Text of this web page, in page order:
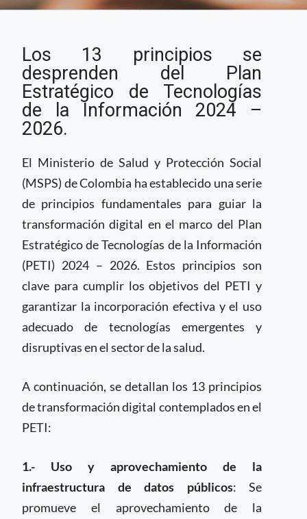
transformación digital
de la salud en
Colombia
Los 13 principios se
desprenden del Plan
Estratégico de Tecnologías
de la Información 2024 –
2026.
El Ministerio de Salud y Protección Social
(MSPS) de Colombia ha establecido una serie
de principios fundamentales para guiar la
transformación digital en el marco del Plan
Estratégico de Tecnologías de la Información
(PETI) 2024 – 2026. Estos principios son
clave para cumplir los objetivos del PETI y
garantizar la incorporación efectiva y el uso
adecuado de tecnologías emergentes y
disruptivas en el sector de la salud.
A continuación, se detallan los 13 principios
de transformación digital contemplados en el
PETI:
1.- Uso y aprovechamiento de la
infraestructura de datos públicos: Se
promueve el aprovechamiento de la